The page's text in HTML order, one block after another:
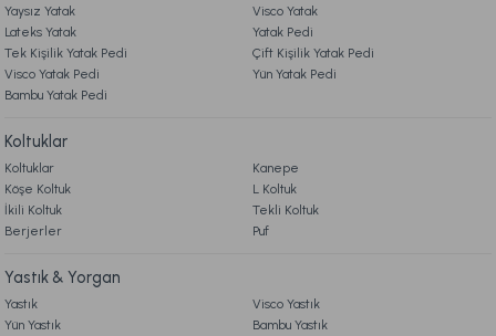
Yaysız Yatak
Visco Yatak
Lateks Yatak
Yatak Pedi
Tek Kişilik Yatak Pedi
Çift Kişilik Yatak Pedi
Visco Yatak Pedi
Yün Yatak Pedi
Bambu Yatak Pedi
Koltuklar
Koltuklar
Kanepe
Köşe Koltuk
L Koltuk
İkili Koltuk
Tekli Koltuk
Berjerler
Puf
Yastık & Yorgan
Yastık
Visco Yastık
Yün Yastık
Bambu Yastık